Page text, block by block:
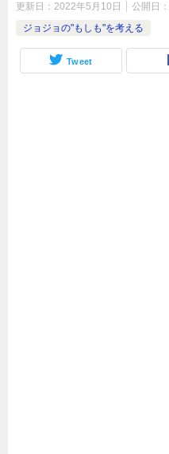
更新日： 2022年5月10日 公開日：
ジョジョの"もしも"を考える
Tweet